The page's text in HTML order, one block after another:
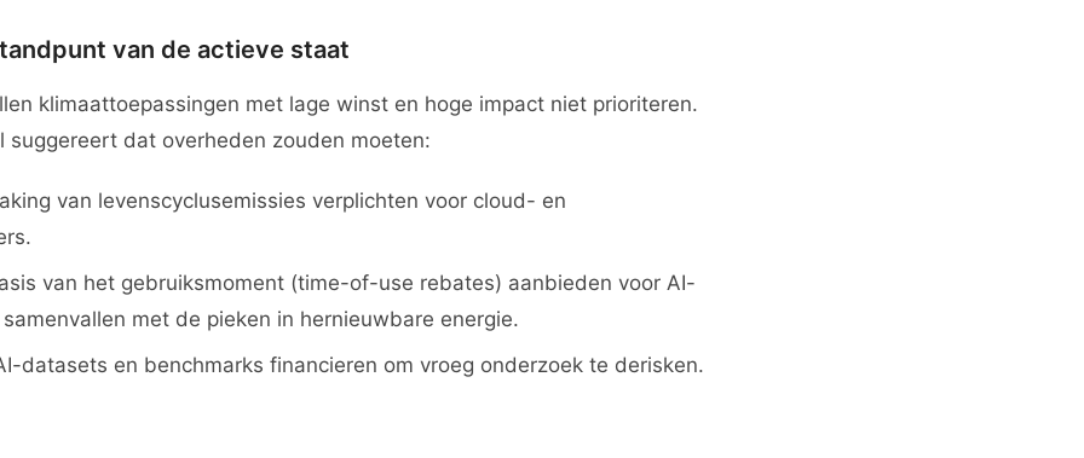
van de actieve staat
klimaattoepassingen met lage winst en hoge impact niet prioriteren.
suggereert dat overheden zouden moeten:
van levenscyclusemissies verplichten voor cloud- en
van het gebruiksmoment (time-of-use rebates) aanbieden voor AI-
met de pieken in hernieuwbare energie.
datasets en benchmarks financieren om vroeg onderzoek te derisken.